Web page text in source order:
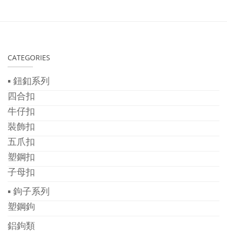
CATEGORIES
▪ 鈕釦系列
四合扣
牛仔扣
裝飾扣
五爪扣
塑鋼扣
子母扣
▪ 鉤子系列
塑鋼鉤
鋁鉤類